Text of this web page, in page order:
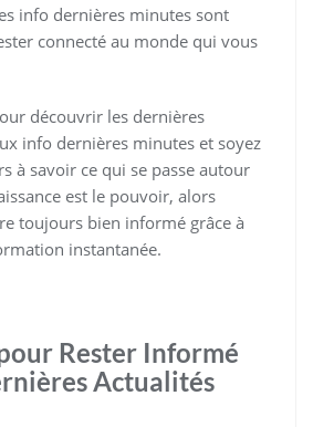
info dernières minutes sont
connecté au monde qui vous
découvrir les dernières
info dernières minutes et soyez
à savoir ce qui se passe autour
est le pouvoir, alors
toujours bien informé grâce à
instantanée.
Rester Informé
Actualités